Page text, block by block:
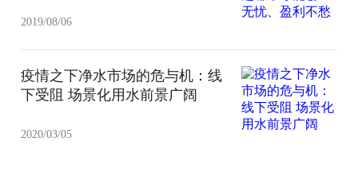
2019/08/06
疫情之下净水市场的危与机：线
下受阻 场景化用水前景广阔
2020/03/05